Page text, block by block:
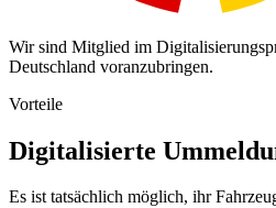
Wir sind Mitglied im
Deutschland voranzubringen.
Vorteile
Digitalisierte
Es ist tatsächlich möglich, ihr